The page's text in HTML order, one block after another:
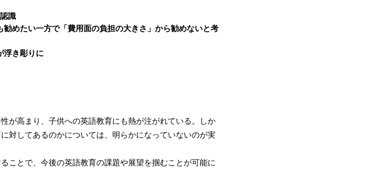
識
めたい一方で「費用面の負担の大きさ」から勧めないと考
浮き彫りに
が高まり、子供への英語教育にも熱が注がれている。しか
対してあるのかについては、明らかになっていないのが実
ことで、今後の英語教育の課題や展望を掴むことが可能に